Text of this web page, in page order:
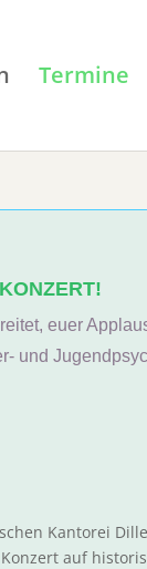
Termine
euer
und
Kantorei
auf